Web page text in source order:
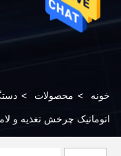
خونه > محصولات >
اتوماتیک چرخش تغذیه و